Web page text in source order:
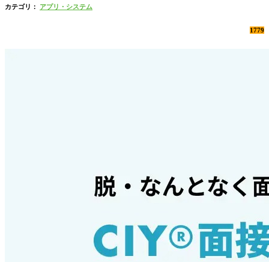
カテゴリ： アプリ・システム
1779